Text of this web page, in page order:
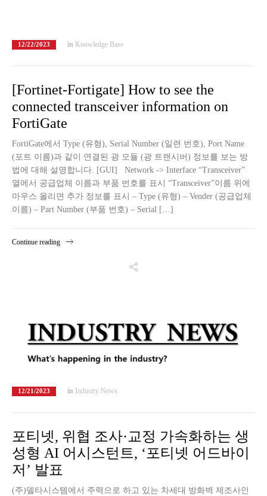
12/22/2023 in Knowledge Base
[Fortinet-Fortigate] How to see the
connected transceiver information on
FortiGate
FortiGate에서 Type (유형), Serial Number (일련 번호), Port Name
(포트 이름)과 같이 연결된 광 모듈 (광 트랜시버) 정보를 보는 방
법에 대해 설명합니다. [GUI] Network -> Interface “Transceiver”
열에서 공급업체 이름과 부품 번호를 표시 “Transceiver”이름 위에
마우스 올리면 추가 정보를 표시 – Type (유형) – Vender (공급업체
이름) – Part Number (부품 번호) – Serial […]
Continue reading
12/21/2023 in Industry News
포티넷, 위협 조사·교정 가속화하는 생
성형 AI 어시스턴트, ‘포티넷 어드바이
저’ 발표
(주)델타시스템에서 주력으로 하고 있는 차세대 방화벽 제조사인